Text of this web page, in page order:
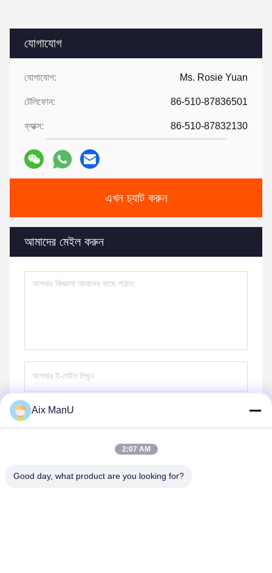
যোগাযোগ
যোগাযোগ: Ms. Rosie Yuan
টেলিফোন: 86-510-87836501
ফ্যাক্স: 86-510-87832130
এখন চ্যাট করুন
আমাদের মেইল ​​করুন
পাঠান
Aix ManU
2:07 AM
Good day, what product are you looking for?